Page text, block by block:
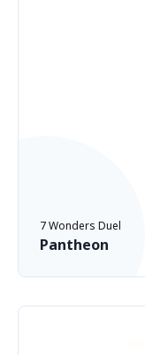
7 Wonders Duel
Pantheon